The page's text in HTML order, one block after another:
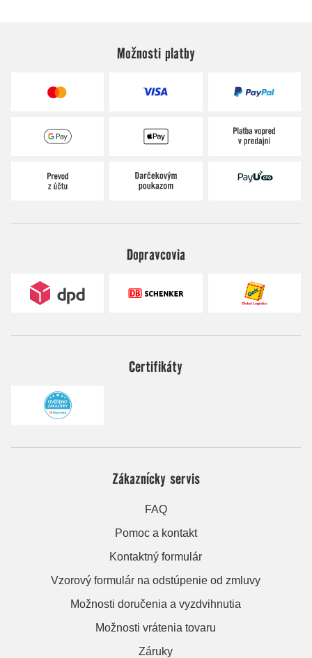
Možnosti platby
Dopravcovia
Certifikáty
Zákaznícky servis
FAQ
Pomoc a kontakt
Kontaktný formulár
Vzorový formulár na odstúpenie od zmluvy
Možnosti doručenia a vyzdvihnutia
Možnosti vrátenia tovaru
Záruky